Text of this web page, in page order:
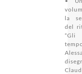
la
del
“Gli